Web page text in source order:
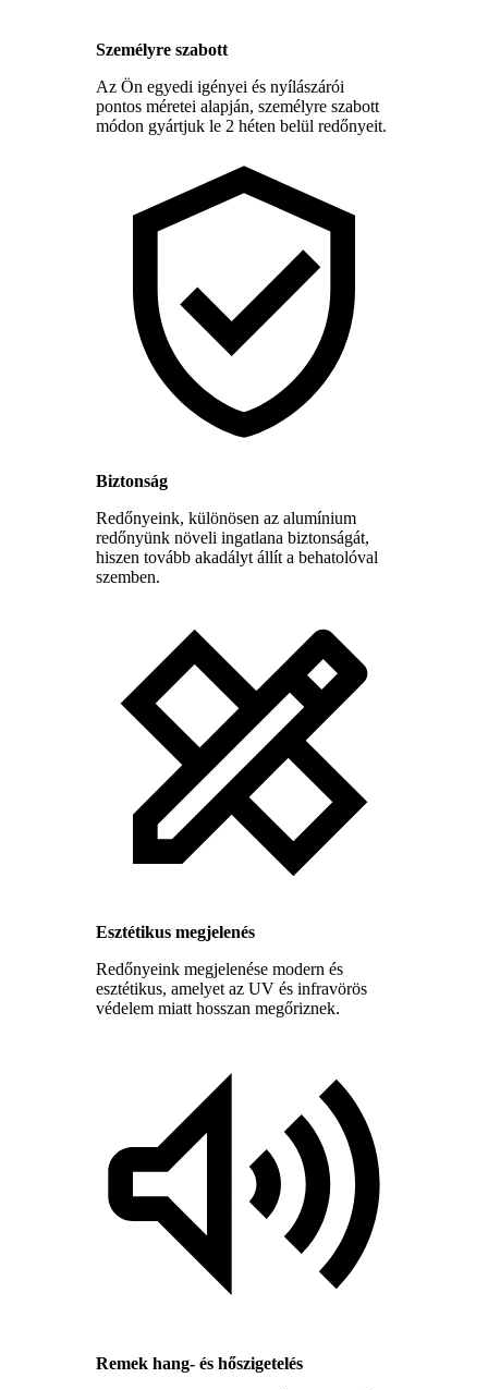
Személyre szabott
Az Ön egyedi igényei és nyílászárói
pontos méretei alapján, személyre szabott
módon gyártjuk le 2 héten belül redőnyeit.
Biztonság
Redőnyeink, különösen az alumínium
redőnyünk növeli ingatlana biztonságát,
hiszen tovább akadályt állít a behatolóval
szemben.
Esztétikus megjelenés
Redőnyeink megjelenése modern és
esztétikus, amelyet az UV és infravörös
védelem miatt hosszan megőriznek.
Remek hang- és hőszigetelés